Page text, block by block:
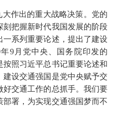
作出的重大战略决策。党的
把握新时代我国发展的阶段
系列重要论述，提出了建设
9月党中央、国务院印发的
按照习近平总书记重要论述和
设交通强国是党中央赋予交
交通工作的总抓手。我们要
署，为实现交通强国梦而不